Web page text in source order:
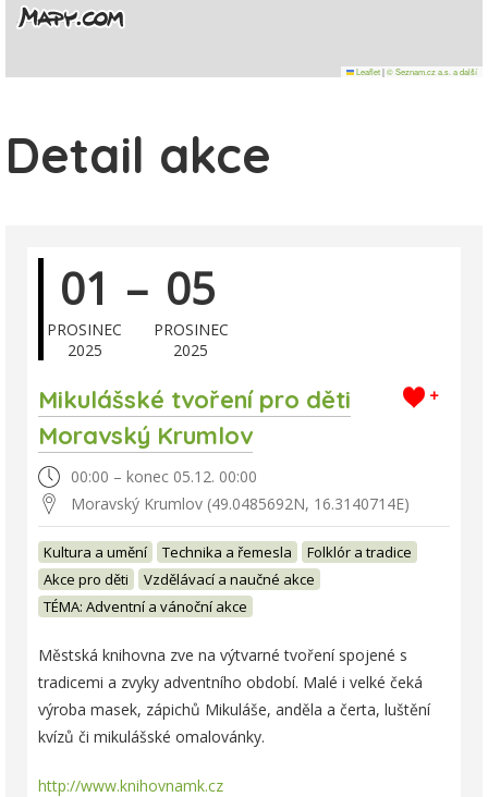
Leaflet|© Seznam.cz a.s. a další
Detail akce
01
PROSINEC
2025
– 05
PROSINEC
2025
+
Mikulášské tvoření pro děti
Moravský Krumlov
00:00 – konec 05.12. 00:00
Moravský Krumlov (49.0485692N, 16.3140714E)
Kultura a umění Technika a řemesla
Folklór a tradice
Akce pro děti
Vzdělávací a naučné akce
TÉMA: Adventní a vánoční akce
Městská knihovna zve na výtvarné tvoření spojené s
tradicemi a zvyky adventního období. Malé i velké čeká
výroba masek, zápichů Mikuláše, anděla a čerta, luštění
kvízů či mikulášské omalovánky.
http://www.knihovnamk.cz